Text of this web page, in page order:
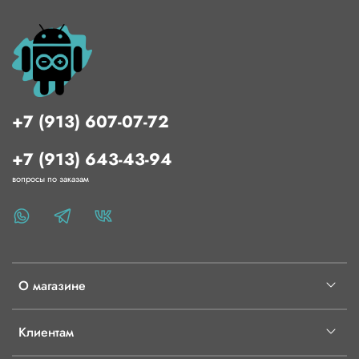
О магазине
Клиентам
+7 (913) 607-07-72
+7 (913) 643-43-94
вопросы по заказам